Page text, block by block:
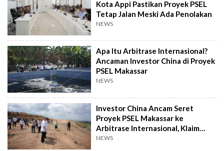
Kota Appi Pastikan Proyek PSEL
Tetap Jalan Meski Ada Penolakan
NEWS
Apa Itu Arbitrase Internasional?
Ancaman Investor China di Proyek
PSEL Makassar
NEWS
Investor China Ancam Seret
Proyek PSEL Makassar ke
Arbitrase Internasional, Klaim
Rugi Rp2,4 T
NEWS